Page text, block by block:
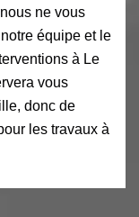
ne vous
équipe et le
à Le
vous
donc de
les travaux à